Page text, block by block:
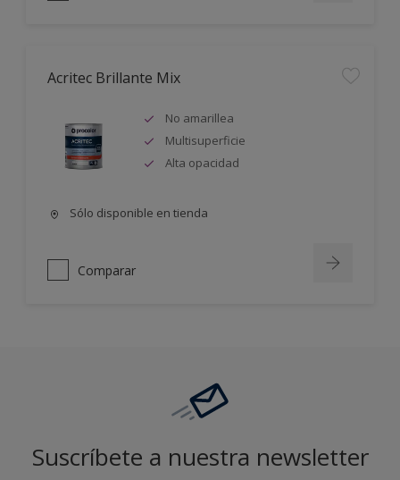
Acritec Brillante Mix
No amarillea
Multisuperficie
Alta opacidad
Sólo disponible en tienda
Comparar
Suscríbete a nuestra newsletter